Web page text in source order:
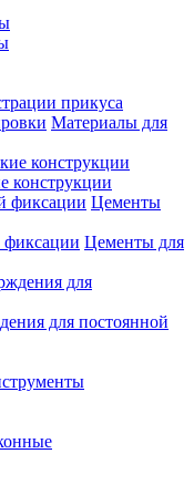
прикуса
Материалы для
конструкции
Цементы
Цементы для
для постоянной